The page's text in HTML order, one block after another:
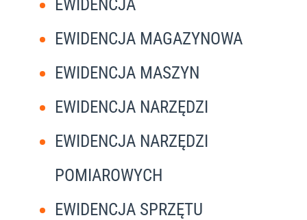
EWIDENCJA
EWIDENCJA MAGAZYNOWA
EWIDENCJA MASZYN
EWIDENCJA NARZĘDZI
EWIDENCJA NARZĘDZI
POMIAROWYCH
EWIDENCJA SPRZĘTU